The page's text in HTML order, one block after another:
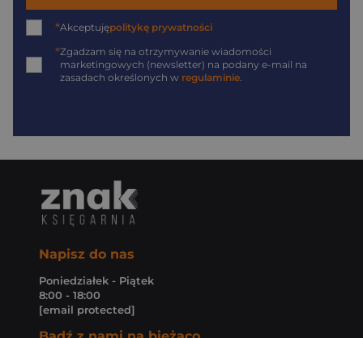
*Akceptujępolitykę prywatności
*Zgadzam się na otrzymywanie wiadomości
marketingowych (newsletter) na podany e-mail na
zasadach określonych w regulaminie.
Napisz do nas
Poniedziałek - Piątek
8:00 - 18:00
[email protected]